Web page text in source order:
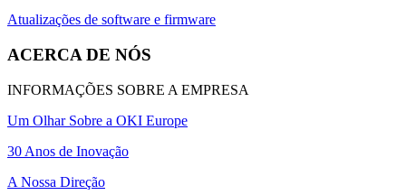
Atualizações de software e firmware
ACERCA DE NÓS
INFORMAÇÕES SOBRE A EMPRESA
Um Olhar Sobre a OKI Europe
30 Anos de Inovação
A Nossa Direção